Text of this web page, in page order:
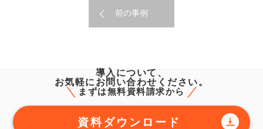
前の事例
導入について、
お気軽にお問い合わせください。
まずは無料資料請求から
資料ダウンロード